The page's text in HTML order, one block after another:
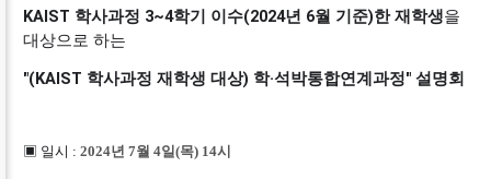
KAIST 학사과정 3~4학기 이수(2024년 6월 기준)한 재학생을
대상으로 하는
"(KAIST 학사과정 재학생 대상) 학·석박통합연계과정" 설명회
▣ 일시 :2024년 7월 4일(목) 14시
Sketchbook5, 스케치북5
Sketchbook5, 스케치북5